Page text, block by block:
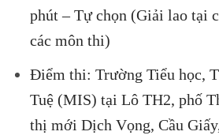
phút – Tự chọn (Giải lao tại
các môn thi)
Điểm thi: Trường Tiểu học,
Tuệ (MIS) tại Lô TH2, phố
thị mới Dịch Vọng, Cầu